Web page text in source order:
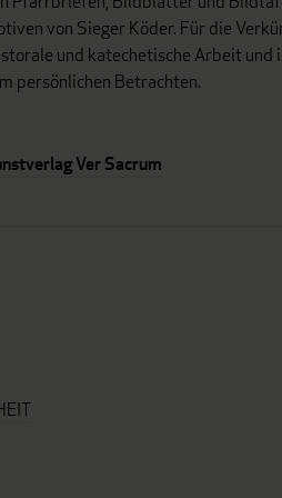
von Sieger Köder. Für die
und katechetische Arbeit und
persönlichen Betrachten.
Ver Sacrum